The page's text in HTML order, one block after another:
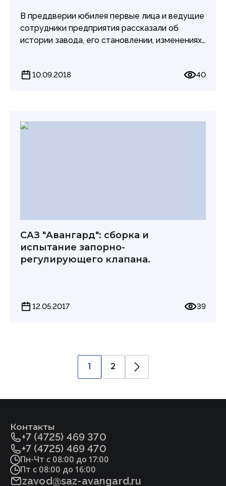
В преддверии юбилея первые лица и ведущие
сотрудники предприятия рассказали об
истории завода, его становлении, изменениях
Старооскольского арматурного завода
10.09.2018 40
САЗ "Авангард": сборка и
испытание запорно-
регулирующего клапана.
12.05.2017 39
1 2
Контакты
+7 (4725) 469 370
+7 (4725) 469 470
Пн-Чт с 08:00 до 17:00
Пт с 08:00 до 16:00
zavod@saz-avangard.ru